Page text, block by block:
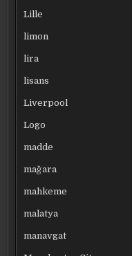
Lille
limon
lira
lisans
Liverpool
Logo
madde
mağara
mahkeme
malatya
manavgat